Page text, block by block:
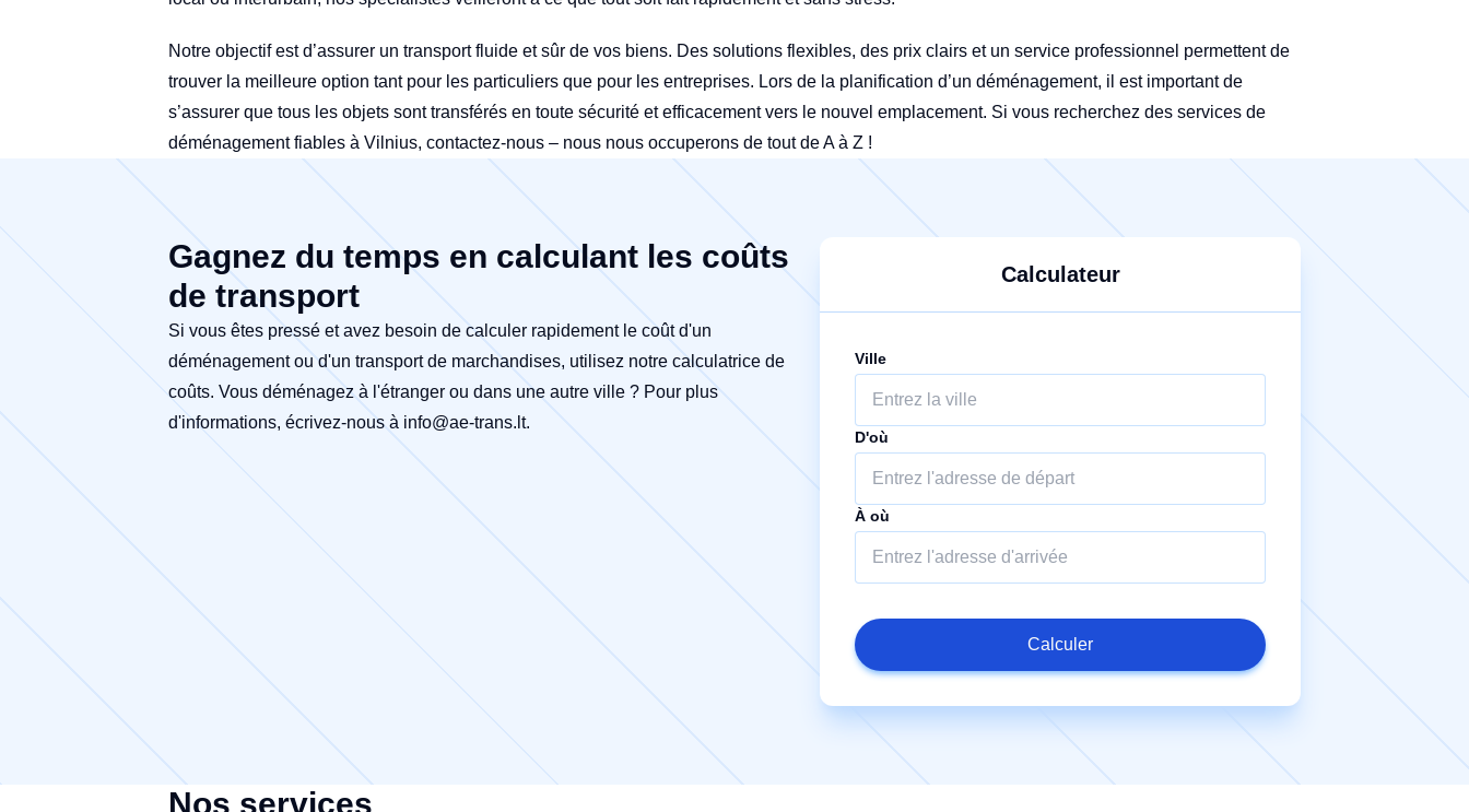
Notre objectif est d’assurer un transport fluide et sûr de vos biens. Des solutions flexibles, des prix clairs et un service professionnel permettent de
trouver la meilleure option tant pour les particuliers que pour les entreprises. Lors de la planification d’un déménagement, il est important de
s’assurer que tous les objets sont transférés en toute sécurité et efficacement vers le nouvel emplacement. Si vous recherchez des services de
déménagement fiables à Vilnius, contactez-nous – nous nous occuperons de tout de A à Z !
Gagnez du temps en calculant les coûts
de transport
Si vous êtes pressé et avez besoin de calculer rapidement le coût d'un
déménagement ou d'un transport de marchandises, utilisez notre calculatrice de
coûts. Vous déménagez à l'étranger ou dans une autre ville ? Pour plus
d'informations, écrivez-nous à info@ae-trans.lt.
Calculateur
Ville
D'où
À où
Calculer
Nos services